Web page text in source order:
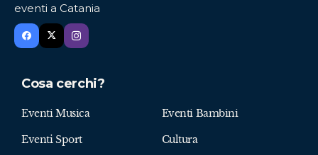
eventi a Catania
Cosa cerchi?
Eventi Musica Eventi Bambini
Eventi Sport Cultura